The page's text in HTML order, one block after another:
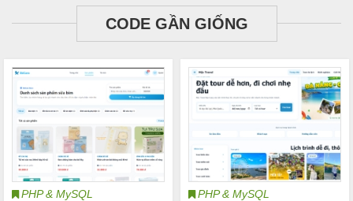
CODE GẦN GIỐNG
PHP & MySQL
PHP & MySQL